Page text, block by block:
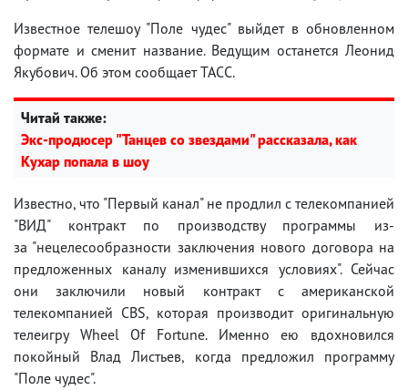
Известное телешоу "Поле чудес" выйдет в обновленном
формате и сменит название. Ведущим останется Леонид
Якубович. Об этом сообщает ТАСС.
Читай также:
Экс-продюсер "Танцев со звездами" рассказала, как
Кухар попала в шоу
Известно, что "Первый канал" не продлил с телекомпанией
"ВИД" контракт по производству программы из-
за "нецелесообразности заключения нового договора на
предложенных каналу изменившихся условиях". Сейчас
они заключили новый контракт с американской
телекомпанией CBS, которая производит оригинальную
телеигру Wheel Of Fortune. Именно ею вдохновился
покойный Влад Листьев, когда предложил программу
"Поле чудес".